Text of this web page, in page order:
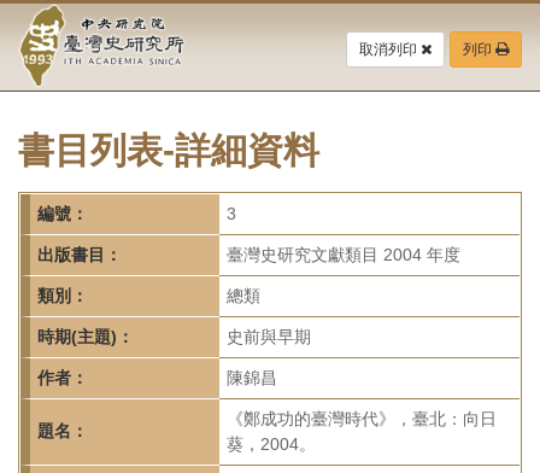
要
中
央
研
究
院-
臺
灣
史
研
究
取消列印 列印
書目列表-詳細資料
編號： 3
出版書目： 臺灣史研究文獻類目 2004 年度
類別： 總類
時期(主題)： 史前與早期
作者： 陳錦昌
題名：
《鄭成功的臺灣時代》，臺北：向日
葵，2004。